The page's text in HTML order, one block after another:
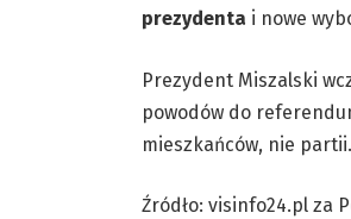
prezydenta i nowe
Prezydent Miszalski
powodów do
mieszkańców, nie partii.
Źródło: visinfo24.pl za